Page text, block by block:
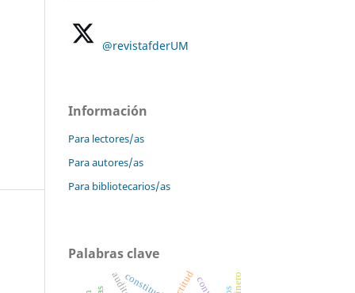
@revistafderUM
Información
Para lectores/as
Para autores/as
Para bibliotecarios/as
Palabras clave
actitud